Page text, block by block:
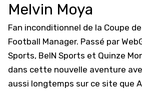
Melvin Moya
Fan inconditionnel de la Coupe
Football Manager. Passé par
Sports, BeIN Sports et Quinze
dans cette nouvelle aventure
aussi longtemps sur ce site que